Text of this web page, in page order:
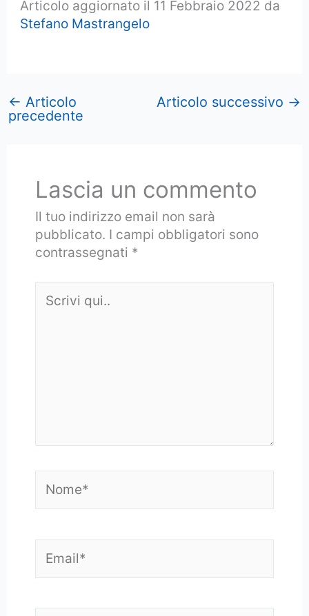
Articolo aggiornato il 11 Febbraio 2022 da
Stefano Mastrangelo
← Articolo
precedente
Articolo successivo →
Lascia un commento
Il tuo indirizzo email non sarà
pubblicato. I campi obbligatori sono
contrassegnati *
qui..